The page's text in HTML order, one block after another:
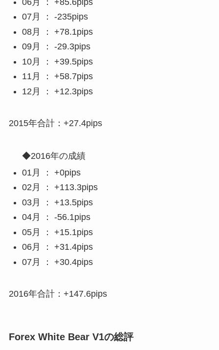
07月 ： -235pips
08月 ： +78.1pips
09月 ： -29.3pips
10月 ： +39.5pips
11月 ： +58.7pips
12月 ： +12.3pips
2015年合計：+27.4pips
◆2016年の成績
01月 ： +0pips
02月 ： +113.3pips
03月 ： +13.5pips
04月 ： -56.1pips
05月 ： +15.1pips
06月 ： +31.4pips
07月 ： +30.4pips
2016年合計：+147.6pips
Forex White Bear V1の総評